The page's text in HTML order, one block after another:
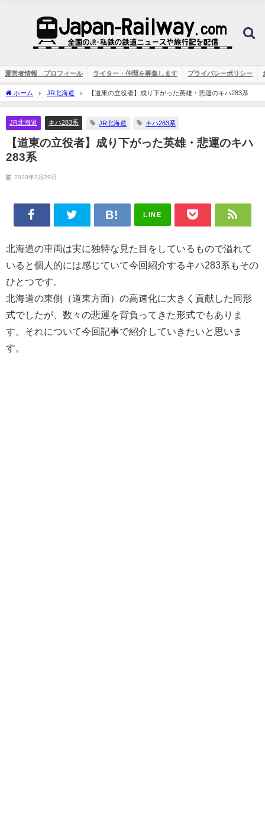
運営者情報 プロフィール ライター・仲間を募集します プライバシーポリシー
ホーム JR北海道 【道東の立役者】成り下がった英雄・悲運のキハ283系
JR北海道 キハ283系 JR北海道 キハ283系
【道東の立役者】成り下がった英雄・悲運のキハ
283系
2020年3月29日
LINE
北海道の車両は実に独特な見た目をしているもので溢れて
いると個人的には感じていて今回紹介するキハ283系もその
ひとつです。
北海道の東側（道東方面）の高速化に大きく貢献した同形
式でしたが、数々の悲運を背負ってきた形式でもありま
す。それについて今回記事で紹介していきたいと思いま
す。